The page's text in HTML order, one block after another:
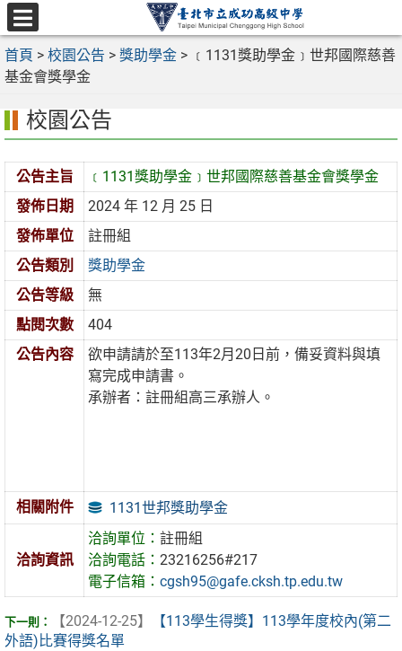
跳
至
主
要
區
選
單
首頁 > 校園公告 > 獎助學金 > ﹝1131獎助學金﹞世邦國際慈善
基金會獎學金
校園公告
公告主旨
﹝1131獎助學金﹞世邦國際慈善基金會獎學金
發佈日期
2024 年 12 月 25 日
發佈單位
註冊組
公告類別
獎助學金
公告等級
無
點閱次數
404
公告內容
欲申請請於至113年2月20日前，備妥資料與填
寫完成申請書。
承辦者：註冊組高三承辦人。
相關附件 1131世邦獎助學金
洽詢資訊
洽詢單位：註冊組
洽詢電話：23216256#217
電子信箱：cgsh95@gafe.cksh.tp.edu.tw
【2024-12-25】
【113學生得獎】113學年度校內(第二
外語)比賽得獎名單